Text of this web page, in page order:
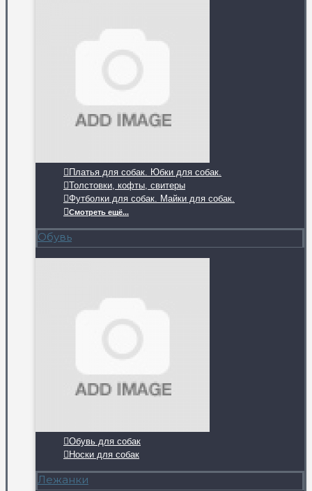
Платья для собак. Юбки для собак.
Толстовки, кофты, свитеры
Футболки для собак. Майки для собак.
Смотреть ещё...
Обувь
Обувь для собак
Носки для собак
Лежанки